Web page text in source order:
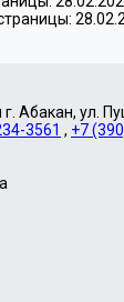
Абакан, ул.
3561 , +7